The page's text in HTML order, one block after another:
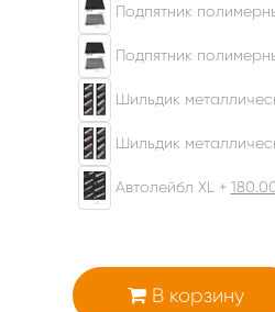
Подпятник
Подпятник
Шильдик
Шильдик
Автолейбл XL +
В корзину